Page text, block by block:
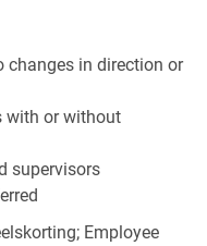
changes in direction or
with or without
supervisors
Employee